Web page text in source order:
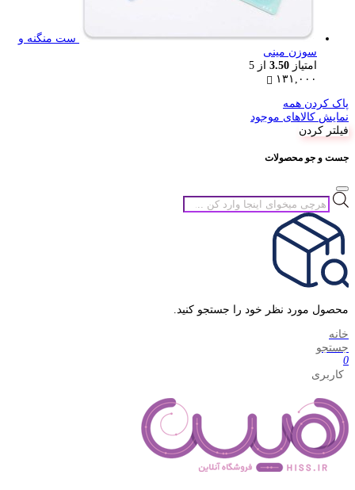
ست منگنه و
سوزن مینی
امتیاز 3.50 از 5
۱۳۱,۰۰۰
پاک کردن همه
نمایش کالاهای موجود
فیلتر کردن
جست و جو محصولات
جستجوی
محصولات
محصول مورد نظر خود را جستجو کنید.
خانه
جستجو
0
کاربری